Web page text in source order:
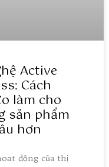
Active
Cách
làm cho
sản phẩm
hơn
động của thị